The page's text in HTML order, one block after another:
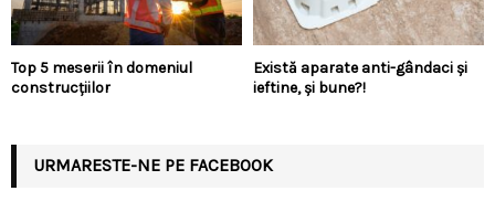
Top 5 meserii în domeniul
construcțiilor
Există aparate anti-gândaci și
ieftine, și bune?!
URMARESTE-NE PE FACEBOOK